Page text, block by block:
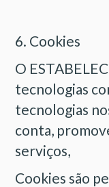
6. Cookies
O
tecnologias
tecnologias
conta,
serviços,
Cookies são